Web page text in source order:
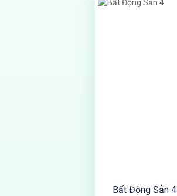
Bất Động Sản 4